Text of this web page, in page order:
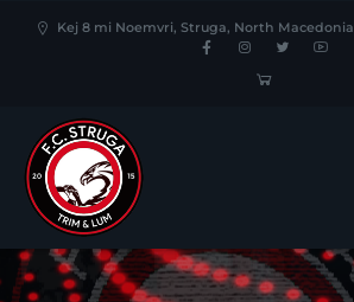
Kej 8 mi Noemvri, Struga, North Macedonia